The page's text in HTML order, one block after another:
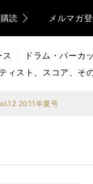
読 メルマガ
ス ドラム・パーカ
ィスト、スコア、そ
2011年夏号